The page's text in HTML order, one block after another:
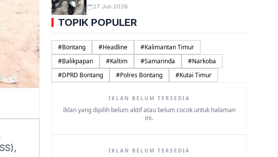
27 Juli 2026
TOPIK POPULER
#Bontang #Headline #Kalimantan Timur
#Balikpapan #Kaltim #Samarinda #Narkoba
#DPRD Bontang #Polres Bontang #Kutai Timur
IKLAN BELUM TERSEDIA
Iklan yang dipilih belum aktif atau belum cocok untuk halaman
ini.
IKLAN BELUM TERSEDIA